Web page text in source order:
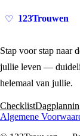
♡ 123Trouwen
Stap voor stap naar
jullie leven —
helemaal van jullie.
Checklist
Algemene